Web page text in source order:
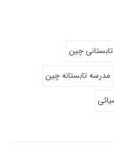
چین
مدرسه تابستانه چین